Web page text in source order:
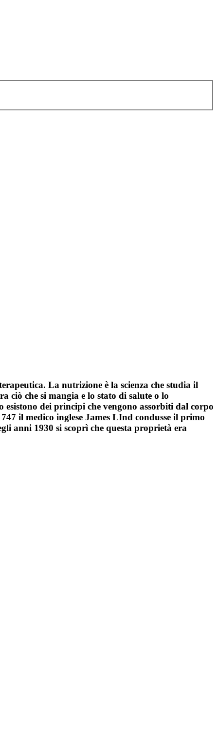
La nutrizione è la scienza che studia il
ciò che si mangia e lo stato di salute o lo
dei principi che vengono assorbiti dal corpo
il medico inglese James LInd condusse il primo
anni 1930 si scoprì che questa proprietà era